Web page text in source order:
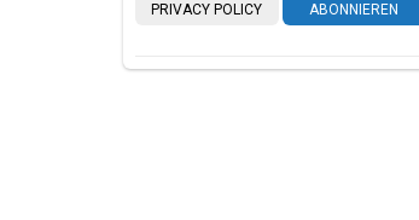
PRIVACY POLICY ABONNIEREN